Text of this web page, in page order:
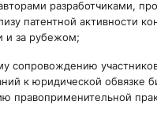
разработчиками,
патентной активности
и за рубежом;
сопровождению
к юридической обвязке
правоприменительной